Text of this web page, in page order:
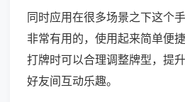
同时应用在很多场景之下这个
非常有用的，使用起来简单便
打牌时可以合理调整牌型，提
好友间互动乐趣。